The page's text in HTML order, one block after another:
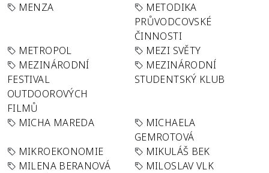
MENZA
METODIKA
PRŮVODCOVSKÉ
ČINNOSTI
METROPOL
MEZI SVĚTY
MEZINÁRODNÍ
FESTIVAL
OUTDOOROVÝCH
FILMŮ
MEZINÁRODNÍ
STUDENTSKÝ KLUB
MICHA MAREDA
MICHAELA
GEMROTOVÁ
MIKROEKONOMIE
MIKULÁŠ BEK
MILENA BERANOVÁ
MILOSLAV VLK